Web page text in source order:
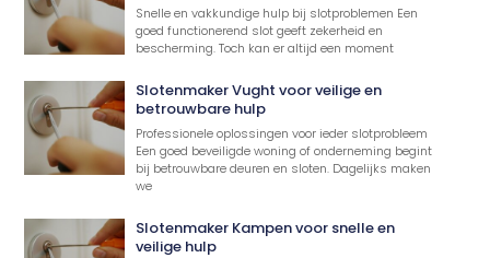
Snelle en vakkundige hulp bij slotproblemen Een
goed functionerend slot geeft zekerheid en
bescherming. Toch kan er altijd een moment
Slotenmaker Vught voor veilige en
betrouwbare hulp
Professionele oplossingen voor ieder slotprobleem
Een goed beveiligde woning of onderneming begint
bij betrouwbare deuren en sloten. Dagelijks maken
we
Slotenmaker Kampen voor snelle en
veilige hulp